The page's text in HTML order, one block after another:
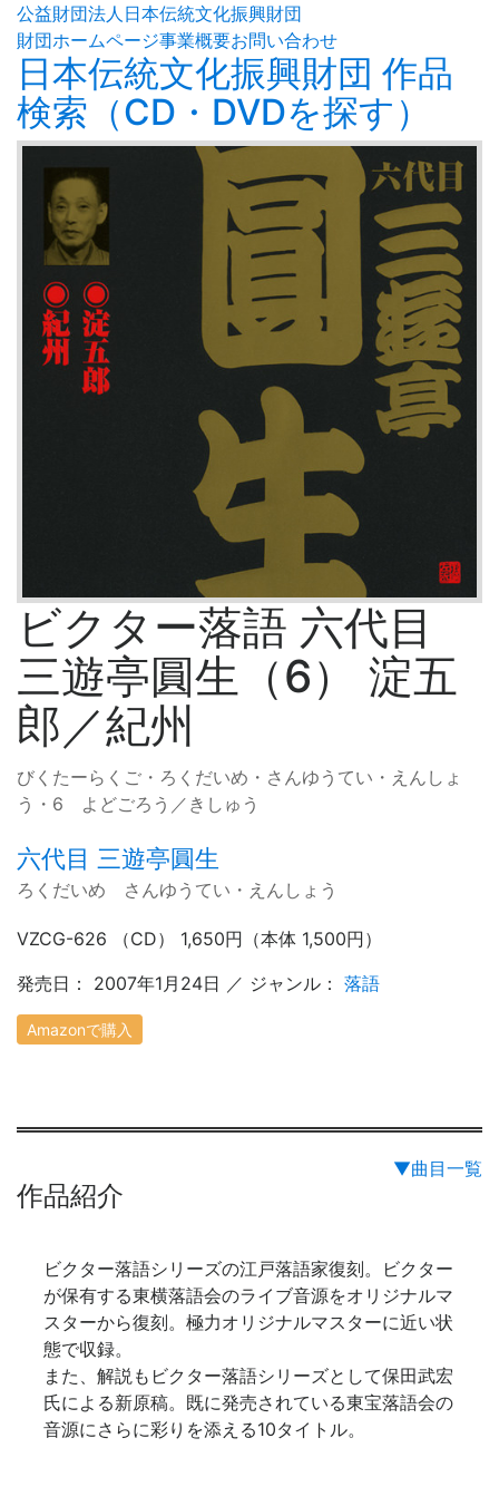
公益財団法人日本伝統文化振興財団
財団ホームページ事業概要お問い合わせ
日本伝統文化振興財団 作品
検索（CD・DVDを探す）
ビクター落語 六代目
三遊亭圓生（6） 淀五
郎／紀州
びくたーらくご・ろくだいめ・さんゆうてい・えんしょ
う・6 よどごろう／きしゅう
六代目 三遊亭圓生
ろくだいめ さんゆうてい・えんしょう
VZCG-626 （CD） 1,650円（本体 1,500円）
発売日： 2007年1月24日 ／ ジャンル： 落語
Amazonで購入
▼曲目一覧
作品紹介
ビクター落語シリーズの江戸落語家復刻。ビクター
が保有する東横落語会のライブ音源をオリジナルマ
スターから復刻。極力オリジナルマスターに近い状
態で収録。
また、解説もビクター落語シリーズとして保田武宏
氏による新原稿。既に発売されている東宝落語会の
音源にさらに彩りを添える10タイトル。